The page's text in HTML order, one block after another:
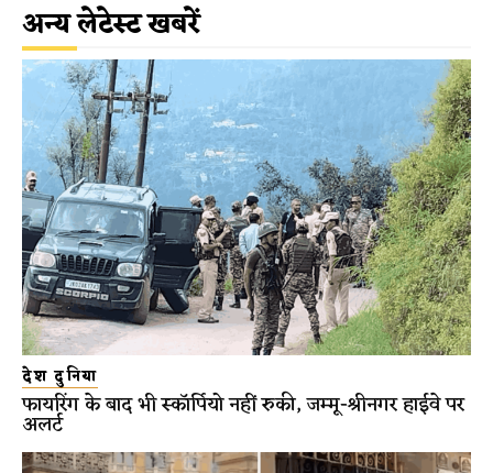
अन्य लेटेस्ट खबरें
देश दुनिया
फायरिंग के बाद भी स्कॉर्पियो नहीं रुकी, जम्मू-श्रीनगर हाईवे पर
अलर्ट